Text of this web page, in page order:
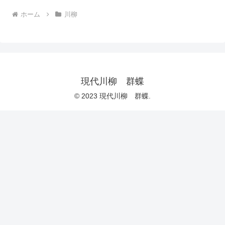
ホーム 川柳
現代川柳 群蝶
© 2023 現代川柳 群蝶.